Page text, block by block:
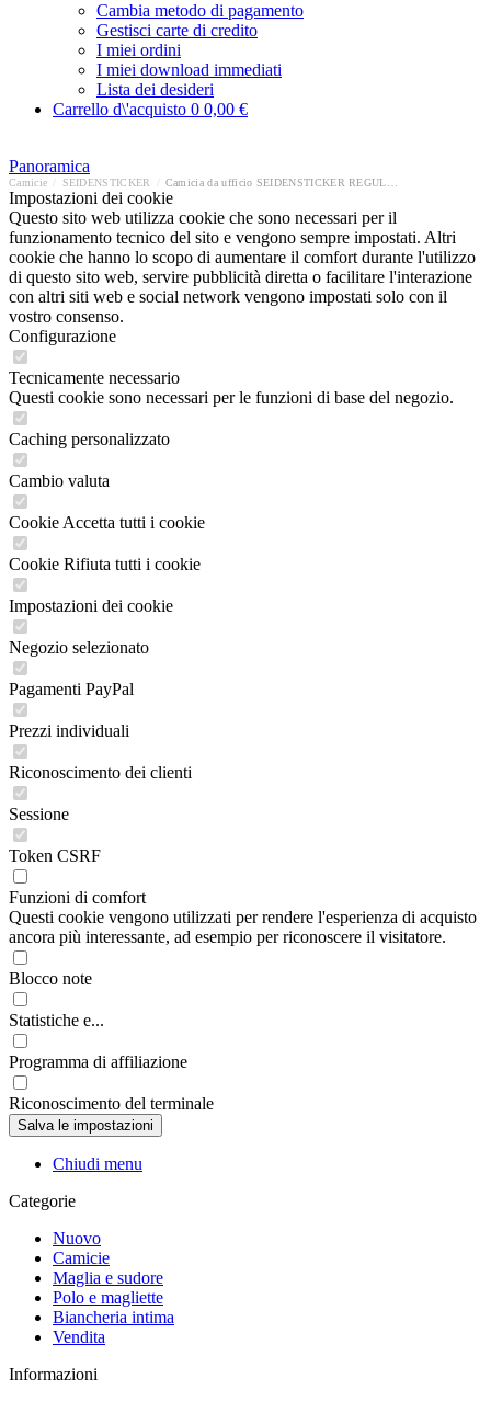
Cambia metodo di pagamento
Gestisci carte di credito
I miei ordini
I miei download immediati
Lista dei desideri
Carrello d\'acquisto 0 0,00 €
Panoramica
Camicie SEIDENSTICKER
Impostazioni dei cookie
Questo sito web utilizza cookie che sono necessari per il
funzionamento tecnico del sito e vengono sempre impostati. Altri
cookie che hanno lo scopo di aumentare il comfort durante l'utilizzo
di questo sito web, servire pubblicità diretta o facilitare l'interazione
con altri siti web e social network vengono impostati solo con il
vostro consenso.
Configurazione
Tecnicamente necessario
Questi cookie sono necessari per le funzioni di base del negozio.
Caching personalizzato
Cambio valuta
Cookie Accetta tutti i cookie
Cookie Rifiuta tutti i cookie
Impostazioni dei cookie
Negozio selezionato
Pagamenti PayPal
Prezzi individuali
Riconoscimento dei clienti
Sessione
Token CSRF
Funzioni di comfort
Questi cookie vengono utilizzati per rendere l'esperienza di acquisto
ancora più interessante, ad esempio per riconoscere il visitatore.
Blocco note
Statistiche e...
Programma di affiliazione
Riconoscimento del terminale
Chiudi menu
Categorie
Nuovo
Camicie
Maglia e sudore
Polo e magliette
Biancheria intima
Vendita
Informazioni